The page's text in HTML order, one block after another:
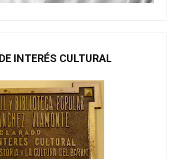
INTERÉS CULTURAL